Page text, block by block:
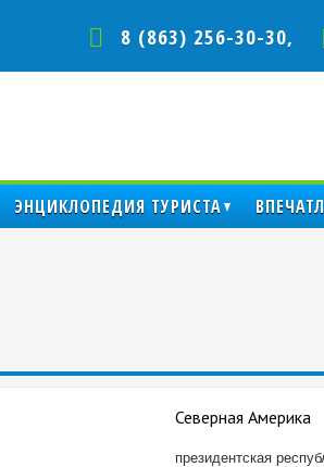
8 (863) 256-30-30,
ЭНЦИКЛОПЕДИЯ ТУРИСТА
Северная Америка
президентская